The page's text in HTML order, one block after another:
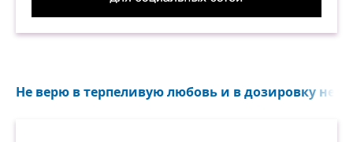
Не верю в терпеливую любовь и в дозировку